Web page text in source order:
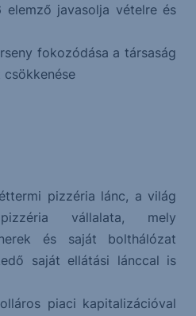
javasolja vételre és
fokozódása a társaság
csökkenése
pizzéria lánc, a világ
vállalata, mely
és saját bolthálózat
saját ellátási lánccal is
piaci kapitalizációval